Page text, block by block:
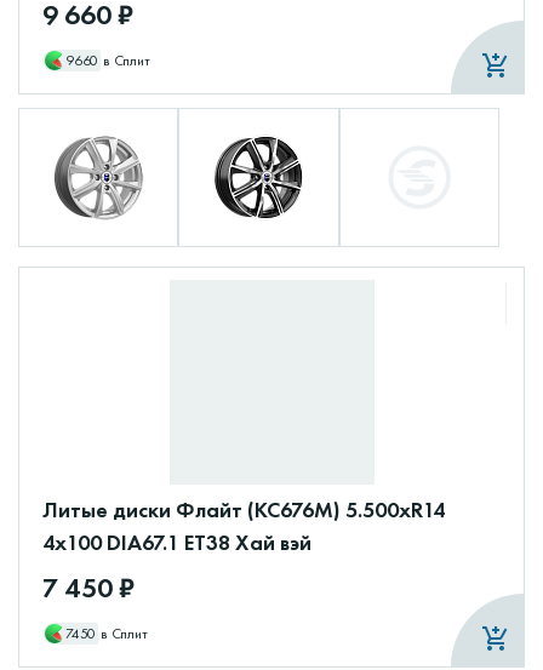
9 660 ₽
9660 в Сплит
Литые диски Флайт (КС676М) 5.500xR14
4x100 DIA67.1 ET38 Хай вэй
7 450 ₽
7450 в Сплит